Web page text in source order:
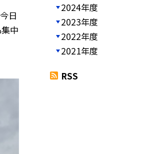
日
集中
2024年度
2023年度
2022年度
2021年度
RSS